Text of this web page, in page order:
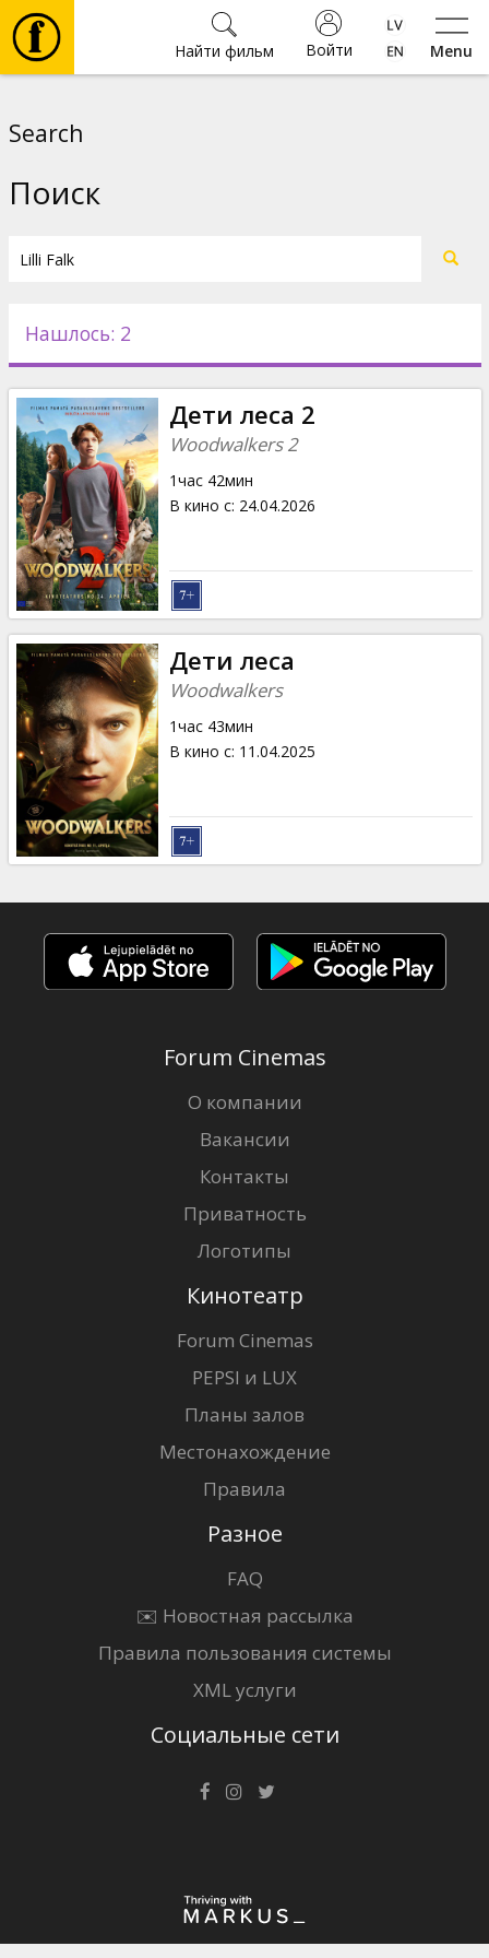
Menu
Войти
Найти фильм
Новости
Подарки
Кинозакуски
B2B
Клуб
Search
Поиск
Нашлось: 2
Дети леса 2
Woodwalkers 2
1час 42мин
В кино с: 24.04.2026
Дети леса
Woodwalkers
1час 43мин
В кино с: 11.04.2025
Forum Cinemas
О компании
Вакансии
Контакты
Приватность
Логотипы
Кинотеатр
Forum Cinemas
PEPSI и LUX
Планы залов
Местонахождение
Правила
Разное
FAQ
✉️ Новостная рассылка
Правила пользования системы
XML услуги
Социальные сети